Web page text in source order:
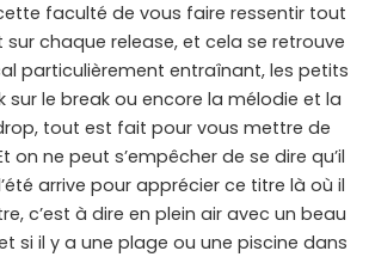
faculté de vous faire ressentir tout
sur chaque release, et cela se retrouve
particulièrement entraînant, les petits
sur le break ou encore la mélodie et la
tout est fait pour vous mettre de
on ne peut s’empêcher de se dire qu’il
arrive pour apprécier ce titre là où il
c’est à dire en plein air avec un beau
si il y a une plage ou une piscine dans